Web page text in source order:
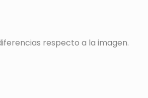
respecto a la imagen.